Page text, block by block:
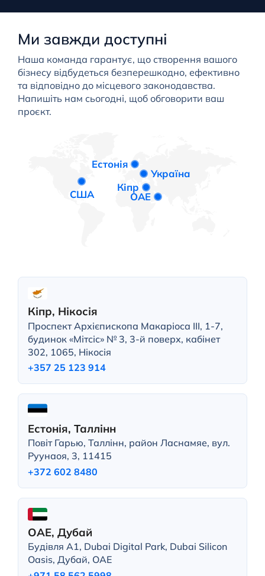
Ми завжди доступні
Наша команда гарантує, що створення вашого
бізнесу відбудеться безперешкодно, ефективно
та відповідно до місцевого законодавства.
Напишіть нам сьогодні, щоб обговорити ваш
проєкт.
Естонія
Україна
Кіпр
ОАЕ
США
Кіпр, Нікосія
Проспект Архієпископа Макаріоса III, 1-7,
будинок «Мітсіс» № 3, 3-й поверх, кабінет
302, 1065, Нікосія
+357 25 123 914
Естонія, Таллінн
Повіт Гарью, Таллінн, район Ласнамяе, вул.
Руунаоя, 3, 11415
+372 602 8480
ОАЕ, Дубай
Будівля A1, Dubai Digital Park, Dubai Silicon
Oasis, Дубай, ОАЕ